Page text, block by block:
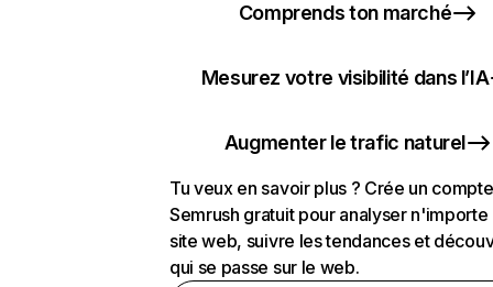
Comprends ton marché
Mesurez votre visibilité dans l’IA
Augmenter le trafic naturel
Tu veux en savoir plus ? Crée un compte
Semrush gratuit pour analyser n'importe
site web, suivre les tendances et
qui se passe sur le web.